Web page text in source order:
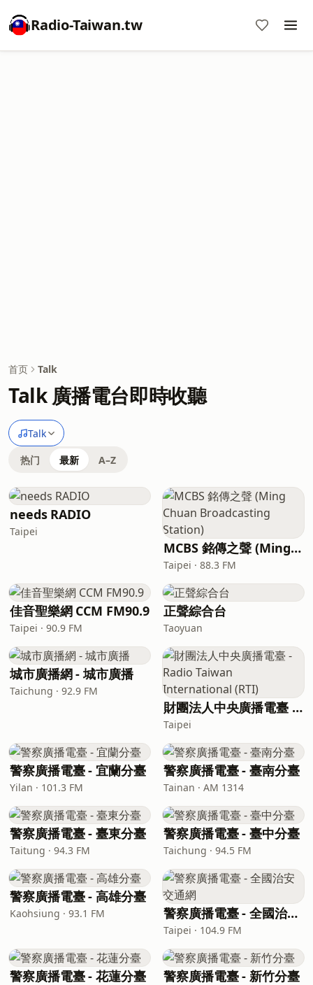
Radio-Taiwan.tw
首页 Talk
Talk 廣播電台即時收聽
Talk
热门 最新 A–Z
needs RADIO
Taipei
MCBS 銘傳之聲 (Ming Chuan Broadcasting Station)
Taipei · 88.3 FM
佳音聖樂網 CCM FM90.9
Taipei · 90.9 FM
正聲綜合台
Taoyuan
城市廣播網 - 城市廣播
Taichung · 92.9 FM
財團法人中央廣播電臺 - Radio Taiwan International (RTI)
Taipei
警察廣播電臺 - 宜蘭分臺
Yilan · 101.3 FM
警察廣播電臺 - 臺南分臺
Tainan · AM 1314
警察廣播電臺 - 臺東分臺
Taitung · 94.3 FM
警察廣播電臺 - 臺中分臺
Taichung · 94.5 FM
警察廣播電臺 - 高雄分臺
Kaohsiung · 93.1 FM 警察廣播電臺 - 全國治安交通網
Taipei · 104.9 FM
警察廣播電臺 - 花蓮分臺 警察廣播電臺 - 新竹分臺